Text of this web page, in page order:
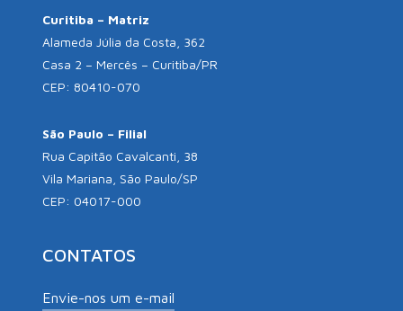
Curitiba – Matriz
Alameda Júlia da Costa, 362
Casa 2 – Mercês – Curitiba/PR
CEP: 80410-070
São Paulo – Filial
Rua Capitão Cavalcanti, 38
Vila Mariana, São Paulo/SP
CEP: 04017-000
CONTATOS
Envie-nos um e-mail